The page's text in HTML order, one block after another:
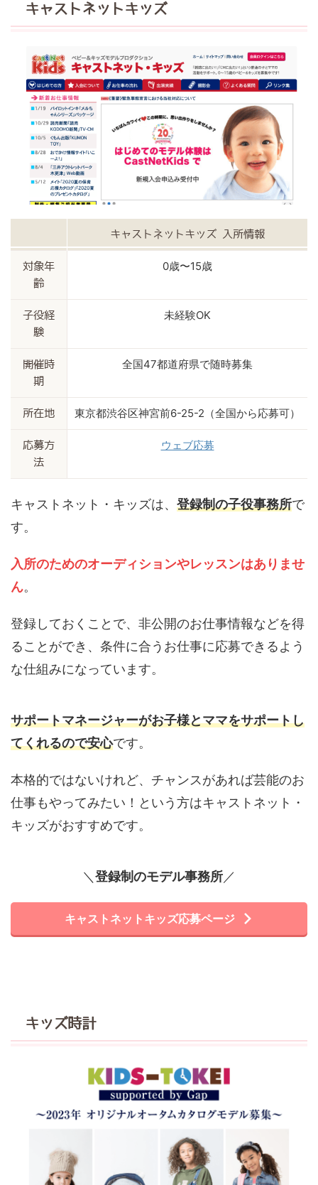
キャストネットキッズ
キャストネットキッズ 入所情報
対象年
齢
0歳〜15歳
子役経
験
未経験OK
開催時
期
全国47都道府県で随時募集
所在地 東京都渋谷区神宮前6-25-2（全国から応募可）
応募方
法
ウェブ応募
キャストネット・キッズは、 登録制の子役事務所で
す。
入所のためのオーディションやレッスンはありませ
ん。
登録しておくことで、非公開のお仕事情報などを得
ることができ、条件に合うお仕事に応募できるよう
な仕組みになっています。
サポートマネージャーがお子様とママをサポートし
てくれるので安心です。
本格的ではないけれど、チャンスがあれば芸能のお
仕事もやってみたい！という方はキャストネット・
キッズがおすすめです。
＼ 登録制のモデル事務所／
キャストネットキッズ応募ページ
キッズ時計